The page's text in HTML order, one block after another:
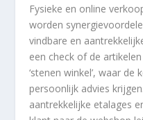
Fysieke en online
worden
vindbare en
een check of de
‘stenen winkel’, waar
persoonlijk advies
aantrekkelijke etalages